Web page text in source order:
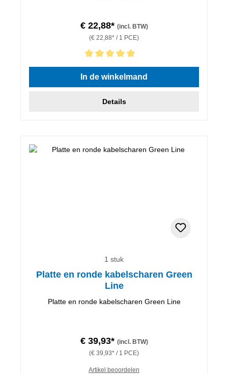
€ 22,88* (incl. BTW)
(€ 22,88* / 1 PCE)
Gemiddelde waardering van 5 van 5 sterren
In de winkelmand
Details
1 stuk
Platte en ronde kabelscharen Green
Line
Platte en ronde kabelscharen Green Line
€ 39,93* (incl. BTW)
(€ 39,93* / 1 PCE)
Artikel beoordelen